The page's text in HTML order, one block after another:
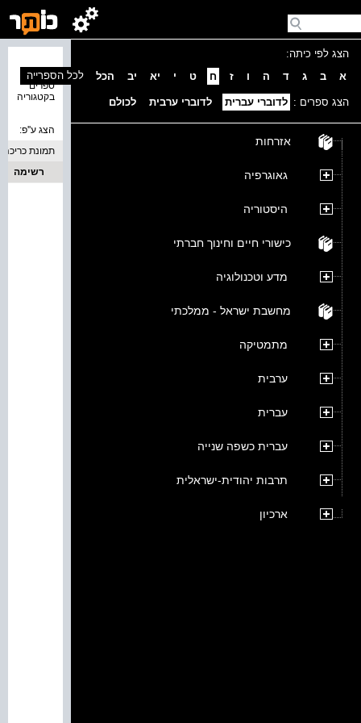
הצג לפי כיתה:
א
ב ג ד ה ו ז ח ט י יא יב הכל
הצג ספרים : לדוברי עברית לדוברי ערבית לכולם
אזרחות
גאוגרפיה
היסטוריה
כישורי חיים וחינוך חברתי
מדע וטכנולוגיה
מחשבת ישראל - ממלכתי
מתמטיקה
ערבית
עברית
עברית כשפה שנייה
תרבות יהודית-ישראלית
ארכיון
ספרים
בקטגוריה
לכל הספרייה
הצג ע''פ:
תמונת כריכה
רשימה